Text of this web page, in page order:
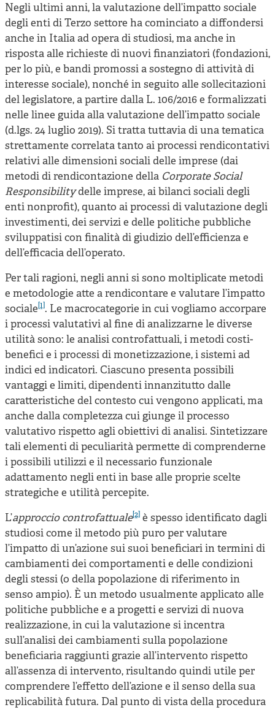
Negli ultimi anni, la valutazione dell’impatto sociale
degli enti di Terzo settore ha cominciato a diffondersi
anche in Italia ad opera di studiosi, ma anche in
risposta alle richieste di nuovi finanziatori (fondazioni,
per lo più, e bandi promossi a sostegno di attività di
interesse sociale), nonché in seguito alle sollecitazioni
del legislatore, a partire dalla L. 106/2016 e formalizzati
nelle linee guida alla valutazione dell’impatto sociale
(d.lgs. 24 luglio 2019). Si tratta tuttavia di una tematica
strettamente correlata tanto ai processi rendicontativi
relativi alle dimensioni sociali delle imprese (dai
metodi di rendicontazione della Corporate Social
Responsibilitydelle imprese, ai bilanci sociali degli
enti nonprofit), quanto ai processi di valutazione degli
investimenti, dei servizi e delle politiche pubbliche
sviluppatisi con finalità di giudizio dell’efficienza e
dell’efficacia dell’operato.
Per tali ragioni, negli anni si sono moltiplicate metodi
e metodologie atte a rendicontare e valutare l’impatto
sociale[1]. Le macrocategorie in cui vogliamo accorpare
i processi valutativi al fine di analizzarne le diverse
utilità sono: le analisi controfattuali, i metodi costi-
benefici e i processi di monetizzazione, i sistemi ad
indici ed indicatori. Ciascuno presenta possibili
vantaggi e limiti, dipendenti innanzitutto dalle
caratteristiche del contesto cui vengono applicati, ma
anche dalla completezza cui giunge il processo
valutativo rispetto agli obiettivi di analisi. Sintetizzare
tali elementi di peculiarità permette di comprenderne
i possibili utilizzi e il necessario funzionale
adattamento negli enti in base alle proprie scelte
strategiche e utilità percepite.
L’approccio controfattuale[2] è spesso identificato dagli
studiosi come il metodo più puro per valutare
l’impatto di un’azione sui suoi beneficiari in termini di
cambiamenti dei comportamenti e delle condizioni
degli stessi (o della popolazione di riferimento in
senso ampio). È un metodo usualmente applicato alle
politiche pubbliche e a progetti e servizi di nuova
realizzazione, in cui la valutazione si incentra
sull’analisi dei cambiamenti sulla popolazione
beneficiaria raggiunti grazie all’intervento rispetto
all’assenza di intervento, risultando quindi utile per
comprendere l’effetto dell’azione e il senso della sua
replicabilità futura. Dal punto di vista della procedura